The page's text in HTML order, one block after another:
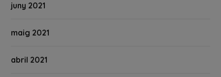
juny 2021
maig 2021
abril 2021